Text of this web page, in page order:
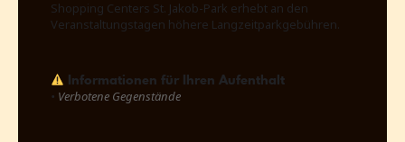
Shopping Centers St. Jakob-Park erhebt an den
Veranstaltungstagen höhere Langzeitparkgebühren.
Informationen für Ihren Aufenthalt
• Verbotene Gegenstände